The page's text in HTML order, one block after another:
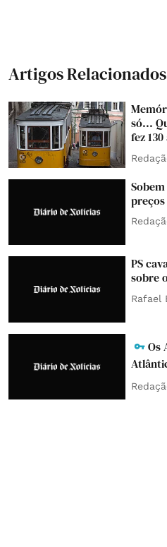
Artigos Relacionados
só...
fez
preços
PS
sobre
Rafael
Os